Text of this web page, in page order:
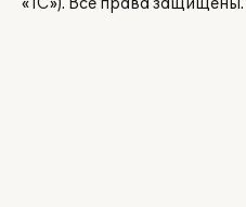
«1С»). Все права защищены.